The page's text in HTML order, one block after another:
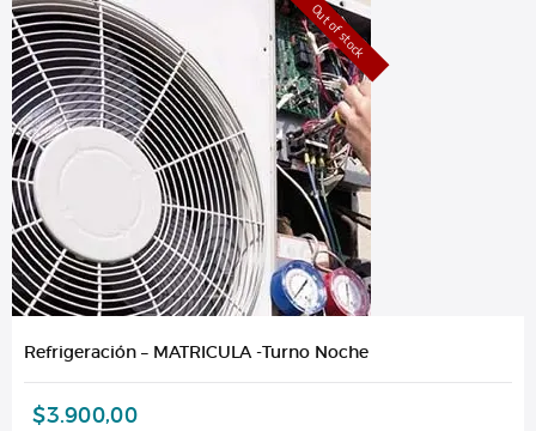
Out of stock
Refrigeración – MATRICULA -Turno Noche
$3.900,00